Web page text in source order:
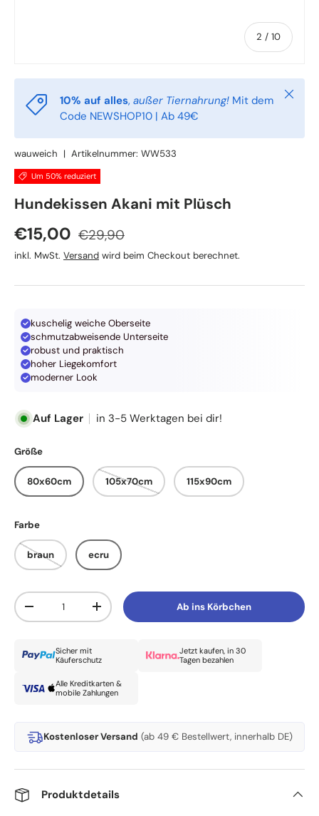
2 / von
10
10% auf alles, außer Tiernahrung! Mit dem
Code NEWSHOP10 | Ab 49€
wauweich | Artikelnummer: WW533
Um 50% reduziert
wauweich
Hundekissen Akani mit Plüsch
Verkaufspreis
€15,00 Normaler Preis
€29,90
inkl. MwSt. Versand wird beim Checkout berechnet.
kuschelig weiche Oberseite
schmutzabweisende Unterseite
robust und praktisch
hoher Liegekomfort
moderner Look
Auf Lager in 3-5 Werktagen bei dir!
Größe
80x60cm 105x70cm 115x90cm
Farbe
braun ecru
Anzahl
Menge verringernMenge erhöhen Ab ins Körbchen
Sicher mit
Käuferschutz
Jetzt kaufen, in 30
Tagen bezahlen
Alle Kreditkarten &
mobile Zahlungen
Kostenloser Versand (ab 49 € Bestellwert, innerhalb DE)
Produktdetails